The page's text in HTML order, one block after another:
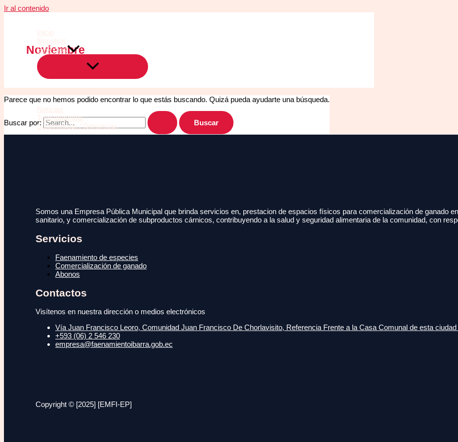
Ir al contenido
Inicio
Nosotros
Servicios
Noticias
Transparencia
Sugerencias / Denuncias
Noviembre
Parece que no hemos podido encontrar lo que estás buscando. Quizá pueda ayudarte una búsqueda.
Buscar por:
Somos una Empresa Pública Municipal que brinda servicios en, prestacion de espacios físicos para comercialización de ganado
sanitario, y comercialización de subproductos cárnicos, contribuyendo a la salud y seguridad alimentaria de la comunidad, con
Servicios
Faenamiento de especies
Comercialización de ganado
Abonos
Contactos
Visítenos en nuestra dirección o medios electrónicos
Vía Juan Francisco Leoro, Comunidad Juan Francisco De Chorlavisito, Referencia Frente a la Casa Comunal de esta
+593 (06) 2 546 230
empresa@faenamientoibarra.gob.ec
Copyright © [2025] [EMFI-EP]